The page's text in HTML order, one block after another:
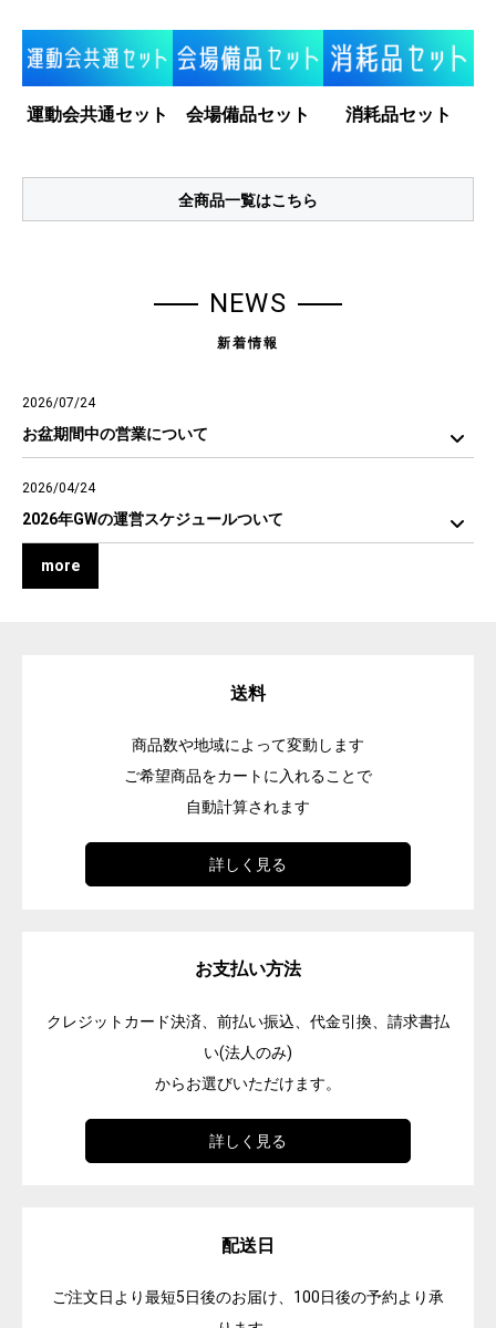
運動会共通セット 会場備品セット 消耗品セット
全商品一覧はこちら
NEWS
新着情報
2026/07/24
お盆期間中の営業について
2026/04/24
2026年GWの運営スケジュールついて
more
送料
商品数や地域によって変動します
ご希望商品をカートに入れることで
自動計算されます
詳しく見る
お支払い方法
クレジットカード決済、前払い振込、代金引換、請求書払
い(法人のみ)
からお選びいただけます。
詳しく見る
配送日
ご注文日より最短5日後のお届け、100日後の予約より承